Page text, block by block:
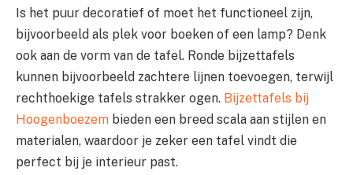
Is het puur decoratief of moet het functioneel zijn,
bijvoorbeeld als plek voor boeken of een lamp? Denk
ook aan de vorm van de tafel. Ronde bijzettafels
kunnen bijvoorbeeld zachtere lijnen toevoegen, terwijl
rechthoekige tafels strakker ogen. Bijzettafels bij
Hoogenboezem bieden een breed scala aan stijlen en
materialen, waardoor je zeker een tafel vindt die
perfect bij je interieur past.